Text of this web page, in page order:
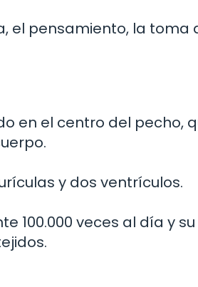
el pensamiento, la toma
en el centro del pecho,
y dos ventrículos.
100.000 veces al día y